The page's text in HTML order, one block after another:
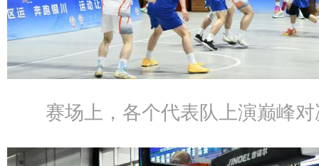
赛场上，各个代表队上演巅峰